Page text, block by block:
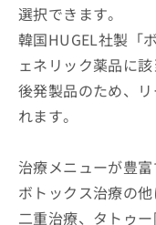
選択できます。
韓国HUGEL社製「
ェネリック薬品に該
後発製品のため、
れます。
治療メニューが豊
ボトックス治療の
二重治療、タトゥ